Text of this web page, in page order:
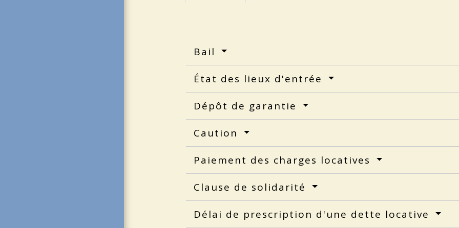
Bail
État des lieux d'entrée
Dépôt de garantie
Caution
Paiement des charges locatives
Clause de solidarité
Délai de prescription d'une dette locative